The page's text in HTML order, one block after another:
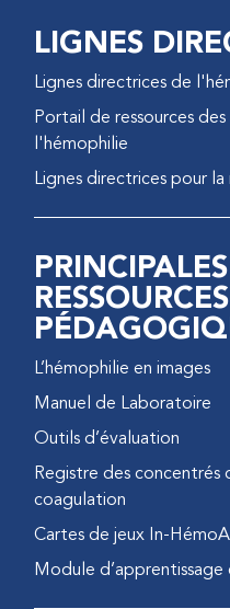
LIGNES
Lignes directrices de
Portail de ressources
l'hémophilie
Lignes directrices pour la
PRINCIPALES
RESSOURCES
L’hémophilie en images
Manuel de Laboratoire
Outils d’évaluation
Registre des concentrés
coagulation
Cartes de jeux In-
Module d’apprentissage